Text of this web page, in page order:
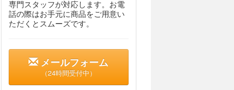
専門スタッフが対応します。お電
話の際はお手元に商品をご用意い
ただくとスムーズです。
メールフォーム
（24時間受付中）